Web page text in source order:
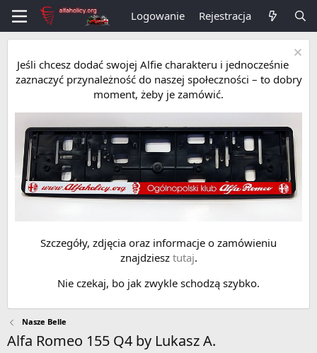
Logowanie Rejestracja
Jeśli chcesz dodać swojej Alfie charakteru i jednocześnie
zaznaczyć przynależność do naszej społeczności – to dobry
moment, żeby je zamówić.
Szczegóły, zdjęcia oraz informacje o zamówieniu
znajdziesz tutaj.
Nie czekaj, bo jak zwykle schodzą szybko.
Nasze Belle
Alfa Romeo 155 Q4 by Lukasz A.